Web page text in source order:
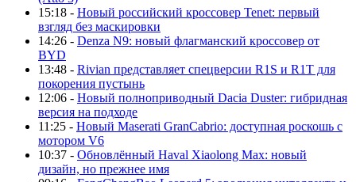
15:18 - Новый российский кроссовер Tenet: первый
взгляд без маскировки
14:26 - Denza N9: новый флагманский кроссовер от
BYD
13:48 - Rivian представляет спецверсии R1S и R1T для
покорения пустынь
12:06 - Новый полноприводный Dacia Duster: гибридная
версия на подходе
11:25 - Новый Maserati GranCabrio: доступная роскошь с
мотором V6
10:37 - Обновлённый Haval Xiaolong Max: новый
дизайн, но прежнее имя